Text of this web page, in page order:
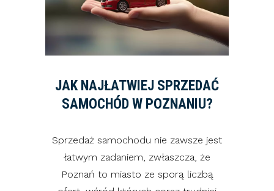
JAK NAJŁATWIEJ SPRZEDAĆ
SAMOCHÓD W POZNANIU?
Sprzedaż samochodu nie zawsze jest
łatwym zadaniem, zwłaszcza, że
Poznań to miasto ze sporą liczbą